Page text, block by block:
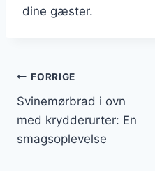
dine gæster.
FORRIGE
Svinemørbrad i ovn
med krydderurter: En
smagsoplevelse